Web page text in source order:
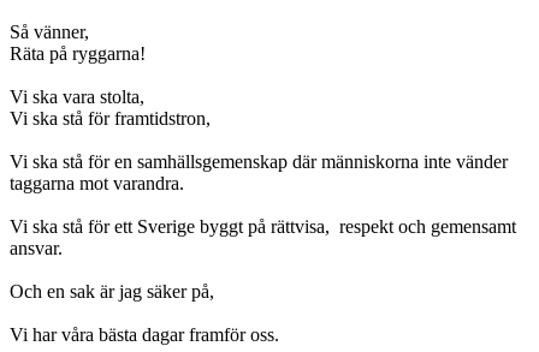
Så vänner,
Räta på ryggarna!
Vi ska vara stolta,
Vi ska stå för framtidstron,
Vi ska stå för en samhällsgemenskap där människorna inte vänder
taggarna mot varandra.
Vi ska stå för ett Sverige byggt på rättvisa, respekt och gemensamt
ansvar.
Och en sak är jag säker på,
Vi har våra bästa dagar framför oss.